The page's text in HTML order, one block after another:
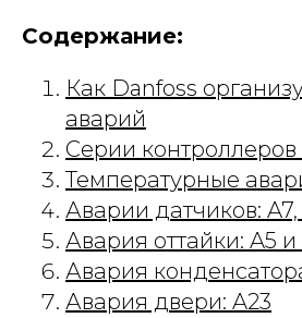
Содержание:
Как Danfoss
аварий
Серии контроллеров
Температурные
Аварии датчиков: A7,
Авария оттайки: A5 и
Авария
Авария двери: A23